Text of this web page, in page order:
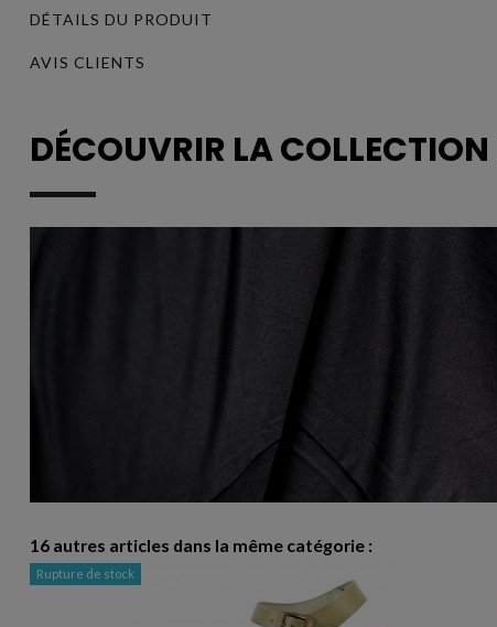
DÉTAILS DU PRODUIT
AVIS CLIENTS
DÉCOUVRIR LA COLLECTION
16 autres articles dans la même catégorie :
Rupture de stock